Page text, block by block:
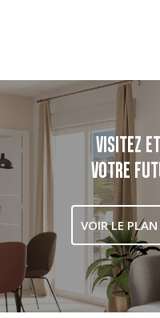
VISITEZ
VOTRE
VOIR LE PLAN